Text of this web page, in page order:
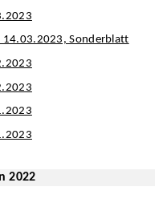
14.03.2023, Sonderblatt
2022